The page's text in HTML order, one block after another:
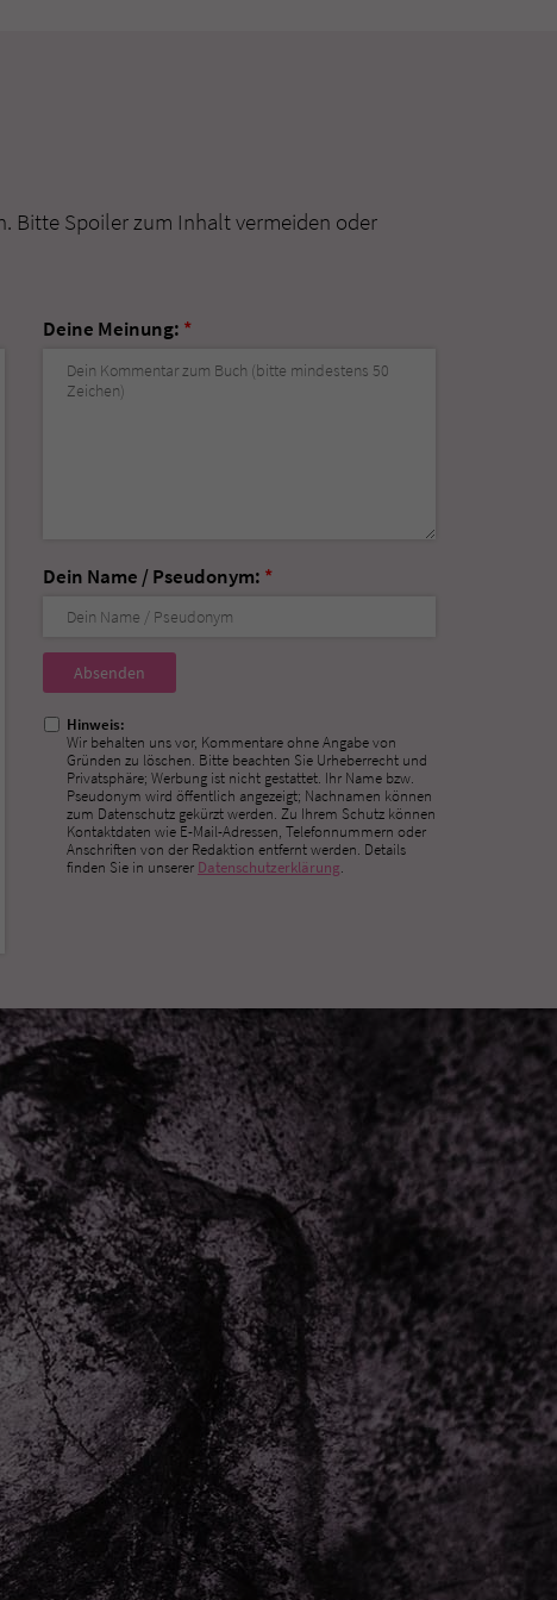
Bitte Spoiler zum Inhalt vermeiden oder
Deine Meinung: *
Dein Name / Pseudonym: *
Nicht
ausfüllen!
Hinweis:
Wir behalten uns vor, Kommentare ohne Angabe von
Gründen zu löschen. Bitte beachten Sie Urheberrecht und
Privatsphäre; Werbung ist nicht gestattet. Ihr Name bzw.
Pseudonym wird öffentlich angezeigt; Nachnamen können
zum Datenschutz gekürzt werden. Zu Ihrem Schutz können
Kontaktdaten wie E-Mail-Adressen, Telefonnummern oder
Anschriften von der Redaktion entfernt werden. Details
finden Sie in unserer Datenschutzerklärung.